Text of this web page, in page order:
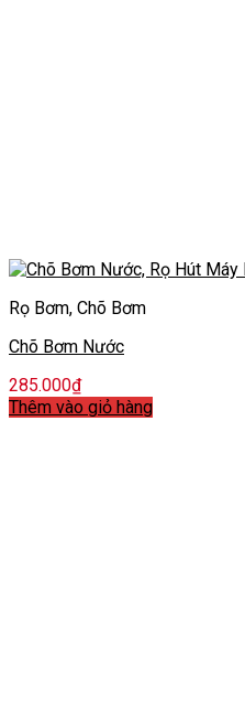
Rọ Bơm, Chõ Bơm
Chõ Bơm Nước
285.000₫
Thêm vào giỏ hàng